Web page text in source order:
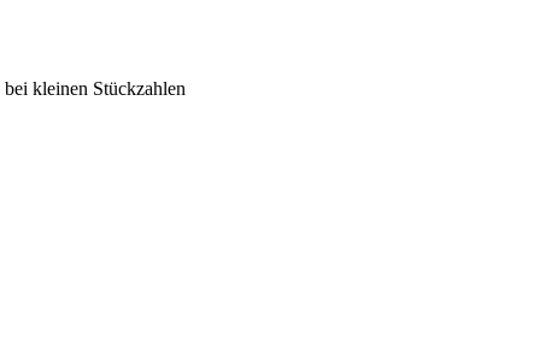
kleinen Stückzahlen